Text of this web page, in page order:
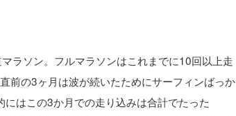
ラソン。フルマラソンはこれまでに10回以上走
前の3ヶ月は波が続いたためにサーフィンばっか
はこの3か月での走り込みは合計でたった